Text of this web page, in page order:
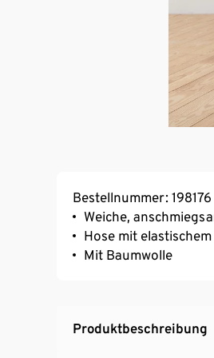
Bestellnummer: 198176
Weiche,
Hose mit
Mit Baumwolle
Produktbeschreibung